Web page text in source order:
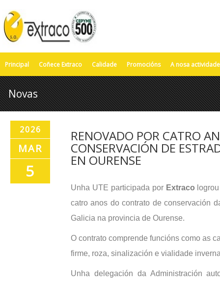
Principal Coñece Extraco Calidade Promocións A nosa actividade
Novas
2026
MAR
5
RENOVADO POR CATRO
CONSERVACIÓN DE
EN OURENSE
Unha UTE participada por Extraco
catro anos do contrato de conservación
Galicia na provincia de Ourense.
O contrato comprende funcións como as
firme, roza, sinalización e vialidade
Unha delegación da Administración